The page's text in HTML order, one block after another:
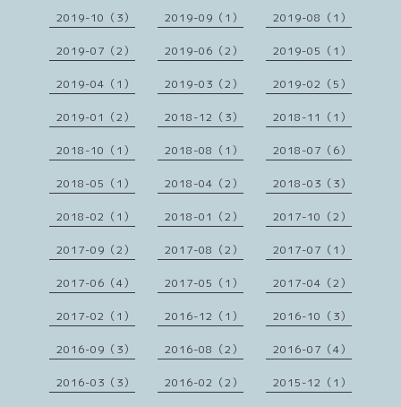
2019-10（3） 2019-09（1） 2019-08（1）
2019-07（2） 2019-06（2） 2019-05（1）
2019-04（1） 2019-03（2） 2019-02（5）
2019-01（2） 2018-12（3） 2018-11（1）
2018-10（1） 2018-08（1） 2018-07（6）
2018-05（1） 2018-04（2） 2018-03（3）
2018-02（1） 2018-01（2） 2017-10（2）
2017-09（2） 2017-08（2） 2017-07（1）
2017-06（4） 2017-05（1） 2017-04（2）
2017-02（1） 2016-12（1） 2016-10（3）
2016-09（3） 2016-08（2） 2016-07（4）
2016-03（3） 2016-02（2） 2015-12（1）